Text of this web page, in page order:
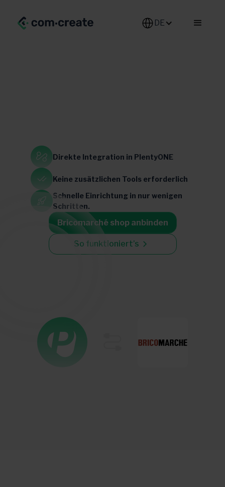
Frankreich
DE-DE
Direkte Integration in PlentyONE
Keine zusätzlichen Tools erforderlich
Schnelle Einrichtung in nur wenigen
Schritten.
Bricomarché shop anbinden
So funktioniert’s